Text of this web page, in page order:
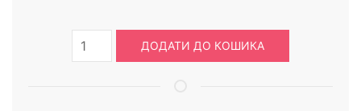
ДОДАТИ ДО КОШИКА